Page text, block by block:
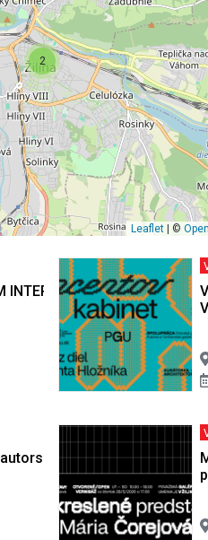
2
Leaflet | ©
INTERMÉDIÍ III / Nežná
autorská výstava